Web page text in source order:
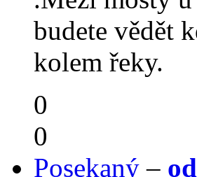
budete vědět
kolem řeky.
0
0
Posekaný –